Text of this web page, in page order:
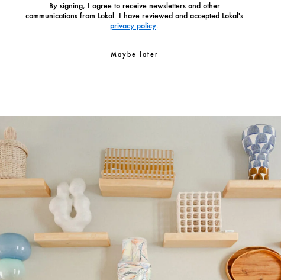
By signing, I agree to receive newsletters and other
communications from Lokal. I have reviewed and accepted Lokal's
privacy policy.
Maybe later